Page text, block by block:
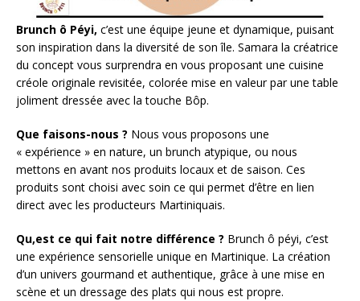
Brunch ô Péyi, c’est une équipe jeune et dynamique, puisant
son inspiration dans la diversité de son île. Samara la créatrice
du concept vous surprendra en vous proposant une cuisine
créole originale revisitée, colorée mise en valeur par une table
joliment dressée avec la touche Bôp.
Que faisons-nous ? Nous vous proposons une
« expérience » en nature, un brunch atypique, ou nous
mettons en avant nos produits locaux et de saison. Ces
produits sont choisi avec soin ce qui permet d’être en lien
direct avec les producteurs Martiniquais.
Qu,est ce qui fait notre différence ? Brunch ô péyi, c’est
une expérience sensorielle unique en Martinique. La création
d’un univers gourmand et authentique, grâce à une mise en
scène et un dressage des plats qui nous est propre.